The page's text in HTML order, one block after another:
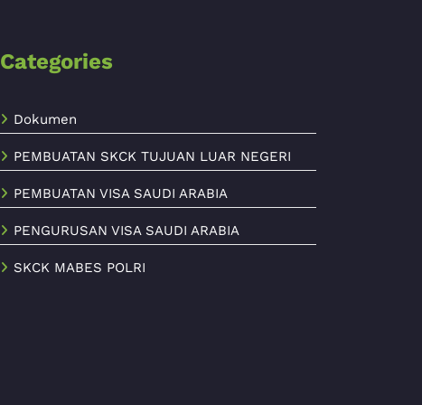
Categories
Dokumen
PEMBUATAN SKCK TUJUAN LUAR NEGERI
PEMBUATAN VISA SAUDI ARABIA
PENGURUSAN VISA SAUDI ARABIA
SKCK MABES POLRI